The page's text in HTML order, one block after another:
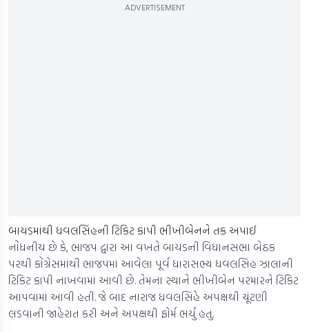
ADVERTISEMENT
બાયડમાંથી ધવલસિંહની ટિકિટ કાપી ભીખીબેનને તક અપાઈ
નોંધનીય છે કે, ભાજપ દ્વારા આ વખતે બાયડની વિધાનસભા બેઠક
પરથી કોંગ્રેસમાંથી ભાજપમાં આવેલા પૂર્વ ધારાસભ્ય ધવલસિંહ ઝાલાની
ટિકિટ કાપી નાખવામાં આવી છે. તેમના સ્થાને ભીખીબેન પરમારને ટિકિટ
આપવામાં આવી હતી. જે બાદ નારાજ ધવલસિંહે અપક્ષથી ચૂંટણી
લડવાની જાહેરાત કરી અને અપક્ષથી ફોર્મ ભર્યું હતું.